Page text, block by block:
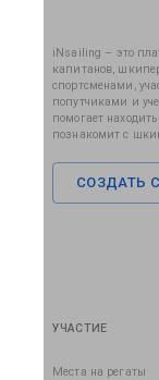
iNsailing – это
капитанов,
спортсменами,
попутчиками и
помогает
познакомит с
СОЗДАТЬ
УЧАСТИЕ
Места на регаты